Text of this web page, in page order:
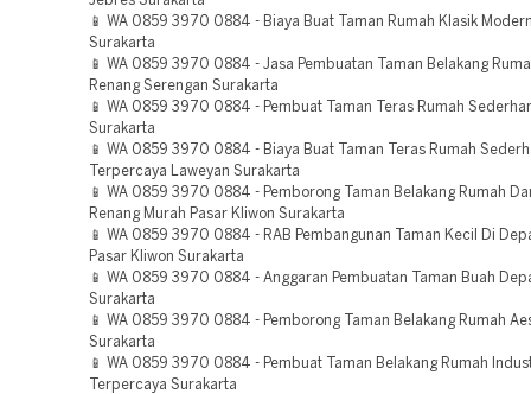
📱 WA 0859 3970 0884 - Biaya Buat Taman Rumah Klasik
Surakarta
📱 WA 0859 3970 0884 - Jasa Pembuatan Taman Belakang
Renang Serengan Surakarta
📱 WA 0859 3970 0884 - Pembuat Taman Teras Rumah
Surakarta
📱 WA 0859 3970 0884 - Biaya Buat Taman Teras Rumah
Terpercaya Laweyan Surakarta
📱 WA 0859 3970 0884 - Pemborong Taman Belakang Rumah
Renang Murah Pasar Kliwon Surakarta
📱 WA 0859 3970 0884 - RAB Pembangunan Taman Kecil Di
Pasar Kliwon Surakarta
📱 WA 0859 3970 0884 - Anggaran Pembuatan Taman Buah
Surakarta
📱 WA 0859 3970 0884 - Pemborong Taman Belakang Rumah
Surakarta
📱 WA 0859 3970 0884 - Pembuat Taman Belakang Rumah
Terpercaya Surakarta